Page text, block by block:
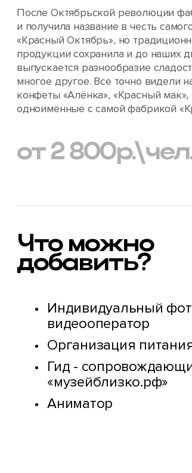
После Октябрьской революции
и получила название в честь
«Красный Октябрь», но
продукции сохранила и до наших
выпускается разнообразие
многое другое. Все точно видели
конфеты «Алёнка», «Красный мак»,
одноимённые с самой фабрикой
от 2 800р.
Что можно
добавить?
Индивидуальный
видеооператор
Организация
Гид -
«музейблизко.рф»
Аниматор